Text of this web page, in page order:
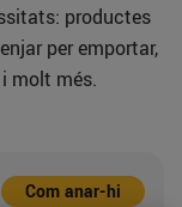
productes
per emportar,
molt més.
Com anar-hi